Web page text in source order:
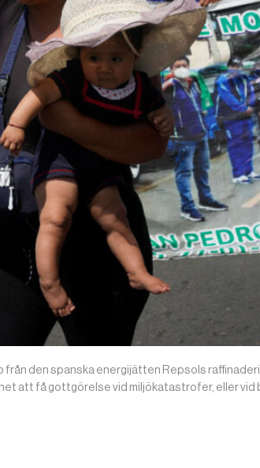
den spanska energijätten Repsols
att få gottgörelse vid miljökatastrofer, eller vid